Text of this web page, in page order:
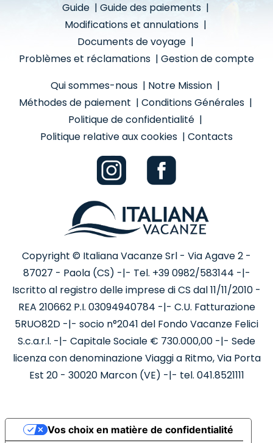
Guide | Guide des paiements |
Modifications et annulations |
Documents de voyage |
Problèmes et réclamations | Gestion de compte
Qui sommes-nous | Notre Mission |
Méthodes de paiement | Conditions Générales |
Politique de confidentialité |
Politique relative aux cookies | Contacts
Copyright © Italiana Vacanze Srl - Via Agave 2 -
87027 - Paola (CS) -|- Tel. +39 0982/583144 -|-
Iscritto al registro delle imprese di CS dal 11/11/2010 -
REA 210662 P.I. 03094940784 -|- C.U. Fatturazione
5RUO82D -|- socio n°2041 del Fondo Vacanze Felici
S.c.a.r.l. -|- Capitale Sociale € 730.000,00 -|- Sede
licenza con denominazione Viaggi a Ritmo, Via Porta
Est 20 - 30020 Marcon (VE) -|- tel. 041.8521111
Vos choix en matière de confidentialité